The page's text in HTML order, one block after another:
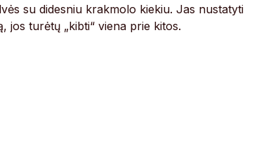
su didesniu krakmolo kiekiu. Jas nustatyti
jos turėtų „kibti“ viena prie kitos.